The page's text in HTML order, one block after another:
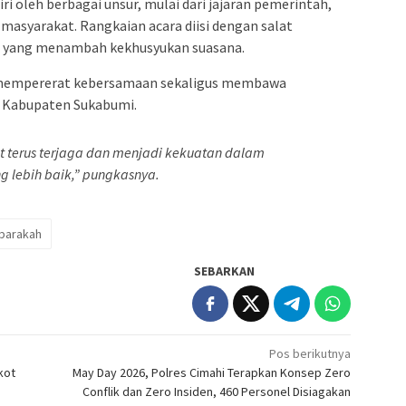
oleh berbagai unsur, mulai dari jajaran pemerintah,
Rangkaian acara diisi dengan salat
menambah kekhusyukan suasana.
kebersamaan sekaligus membawa
Sukabumi.
terus terjaga dan menjadi kekuatan dalam
lebih baik,” pungkasnya.
SEBARKAN
Pos berikutnya
May Day 2026, Polres Cimahi Terapkan Konsep Zero
Conflik dan Zero Insiden, 460 Personel Disiagakan